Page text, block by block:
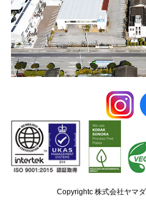
Copyrightc 株式会社ヤマ